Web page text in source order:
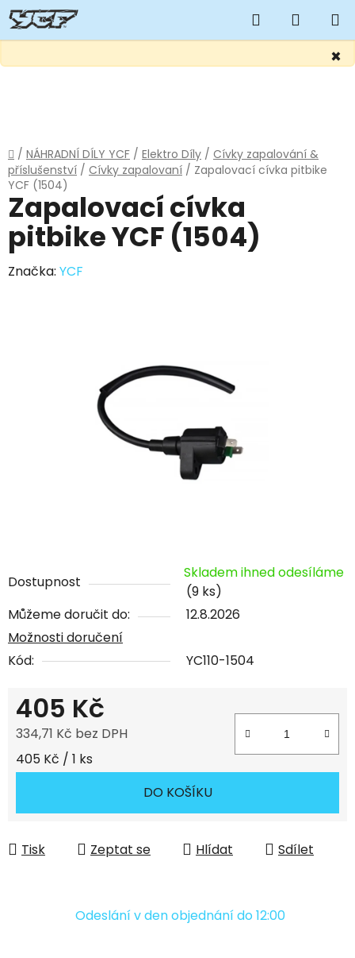
×
Hledat
KOŠÍK
Domů
/ NÁHRADNÍ DÍLY YCF / Elektro Díly / Cívky zapalování &
příslušenství / Cívky zapalovaní / Zapalovací cívka pitbike
YCF (1504)
Dostupnost
Skladem ihned odesíláme
(9 ks)
Můžeme doručit do:
12.8.2026
Možnosti doručení
Kód:
YC110-1504
405 Kč
334,71 Kč bez DPH
Měrná cena:
405 Kč / 1 ks
DO KOŠÍKU
Tisk Zeptat se Hlídat Sdílet
Zapalovací cívka
pitbike YCF (1504)
Značka: YCF
Odeslání v den objednání do 12:00